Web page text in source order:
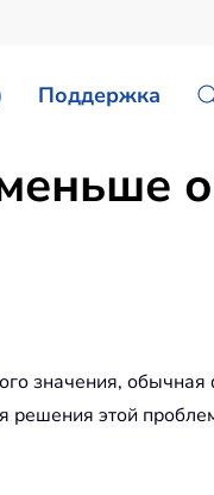
Поддержка
значения,
решения этой